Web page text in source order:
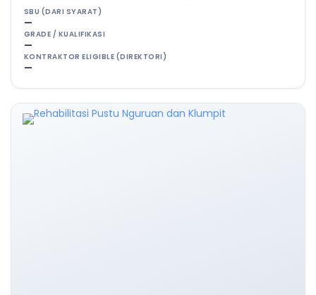
SBU (DARI SYARAT)
—
GRADE / KUALIFIKASI
—
KONTRAKTOR ELIGIBLE (DIREKTORI)
—